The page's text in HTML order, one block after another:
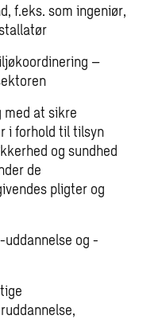
f.eks. som ingeniør,
–
med at sikre
i forhold til tilsyn
og sundhed
de
pligter og
uddannelse og -